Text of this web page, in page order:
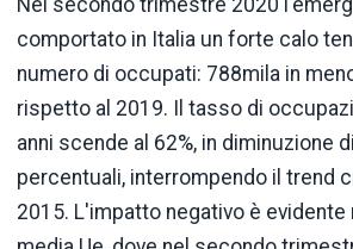
comportato in Italia un forte calo
numero di occupati: 788mila in
rispetto al 2019. Il tasso di
anni scende al 62%, in diminuzione
percentuali, interrompendo il trend
2015. L'impatto negativo è